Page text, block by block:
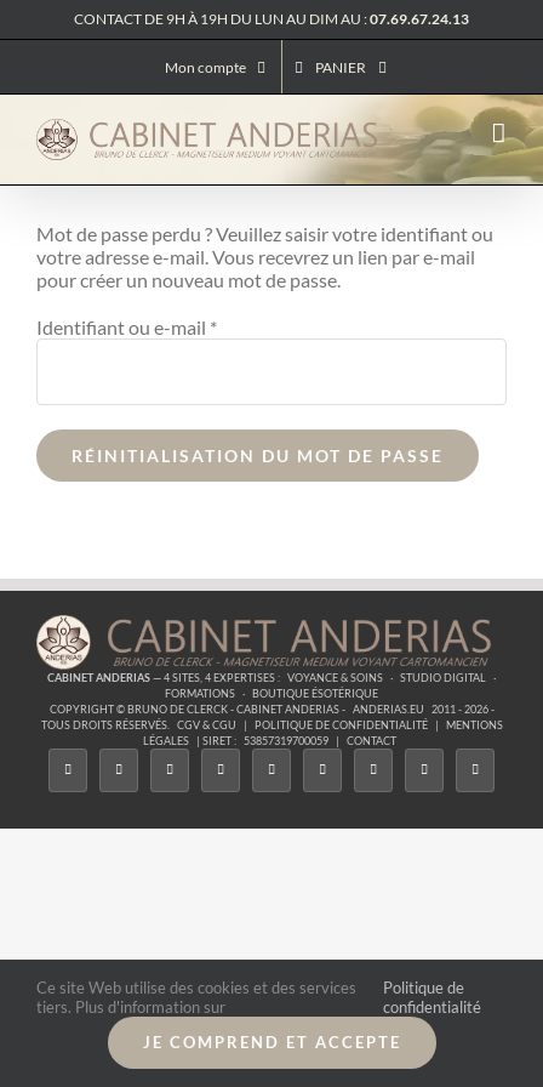
au
CONTACT DE 9H À 19H DU LUN AU DIM AU :07.69.67.24.13
Mon compte PANIER
Mot de passe perdu ? Veuillez saisir votre identifiant ou
votre adresse e-mail. Vous recevrez un lien par e-mail
pour créer un nouveau mot de passe.
Identifiant ou e-mail *Obligatoire
RÉINITIALISATION DU MOT DE PASSE
CABINET ANDERIAS— 4 SITES, 4 EXPERTISES : VOYANCE & SOINS · STUDIO DIGITAL
·
FORMATIONS · BOUTIQUE ÉSOTÉRIQUE
COPYRIGHT © BRUNO DE CLERCK - CABINET ANDERIAS - ANDERIAS.EU
2011 - 2026 -
TOUS DROITS RÉSERVÉS.
CGV & CGU | POLITIQUE DE CONFIDENTIALITÉ |
MENTIONS
LÉGALES
| SIRET : 53857319700059 | CONTACT
Ce site Web utilise des cookies et des services
tiers. Plus d'information sur
Politique de
confidentialité
JE COMPREND ET ACCEPTE